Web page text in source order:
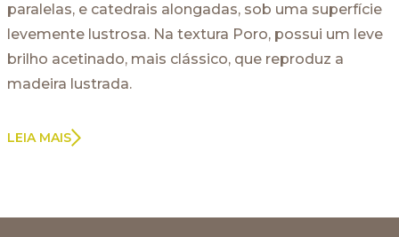
paralelas, e catedrais alongadas, sob uma superfície
levemente lustrosa. Na textura Poro, possui um leve
brilho acetinado, mais clássico, que reproduz a
madeira lustrada.
LEIA MAIS